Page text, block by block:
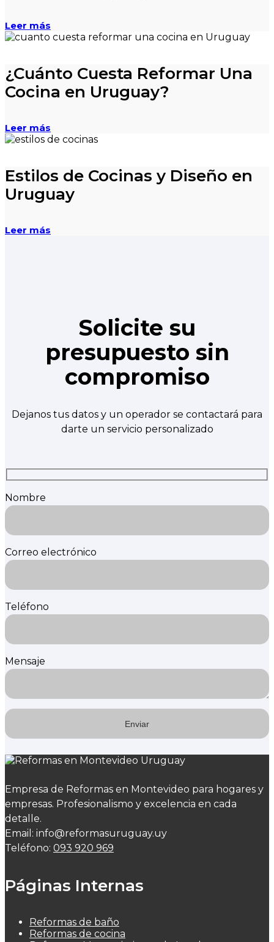
Leer más
¿Cuánto Cuesta Reformar Una
Cocina en Uruguay?
Leer más
Estilos de Cocinas y Diseño en
Uruguay
Leer más
Solicite su
presupuesto sin
compromiso
Dejanos tus datos y un operador se contactará para
darte un servicio personalizado
Nombre
Correo electrónico
Teléfono
Mensaje
Empresa de Reformas en Montevideo para hogares y
empresas. Profesionalismo y excelencia en cada
detalle.
Email: info@reformasuruguay.uy
Teléfono: 093 920 969
Páginas Internas
Reformas de baño
Reformas de cocina